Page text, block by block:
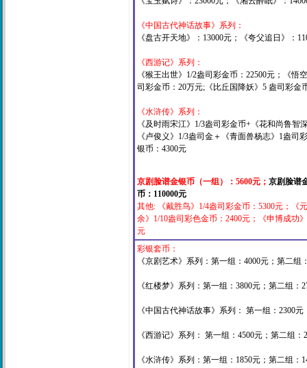
《中国古代神话故事》系列：
《盘古开天地》：13000元；《夸父追日》：
《西游记》系列：
《猴王出世》1/2盎司彩金币：22500元；《
司彩金币：20万元;《比丘国降妖》5 盎司彩金
《水浒传》系列：
《及时雨宋江》1/3盎司彩金币+《花和尚鲁
《卢俊义》1/3盎司金＋《青面兽杨志》1盎
银币：4300元
京剧脸谱金银币（一组）：5600元； 京剧脸谱
币：110000元
其他: 《戴胜鸟》1/4盎司彩金币：5300元；《
余》1/10盎司彩色金币：2400元；《申博成功
元
彩银套币：
《京剧艺术》系列：第一组：4000元；第二
《红楼梦》系列：第一组：3800元；第二组：
《中国古代神话故事》系列： 第一组：2300
《西游记》系列： 第一组：4500元；第二组
《水浒传》系列：第一组：1850元；第二组：